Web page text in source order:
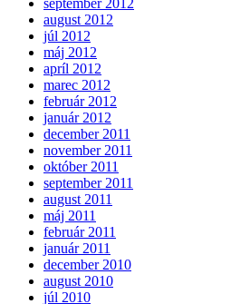
september 2012
august 2012
júl 2012
máj 2012
apríl 2012
marec 2012
február 2012
január 2012
december 2011
november 2011
október 2011
september 2011
august 2011
máj 2011
február 2011
január 2011
december 2010
august 2010
júl 2010